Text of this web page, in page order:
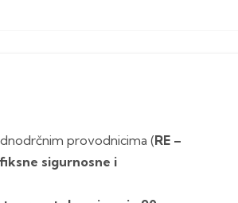
provodnicima (RE –
fiksne sigurnosne i